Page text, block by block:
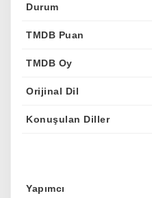
Durum
TMDB Puan
TMDB Oy
Orijinal Dil
Konuşulan Diller
Yapımcı